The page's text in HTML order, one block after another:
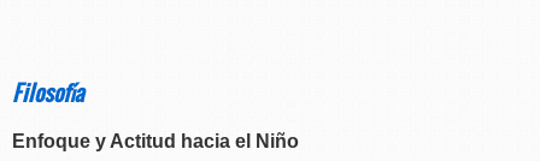
Filosofía
Enfoque y Actitud hacia el Niño